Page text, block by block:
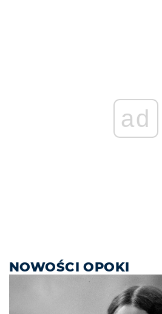
ad
NOWOŚCI OPOKI